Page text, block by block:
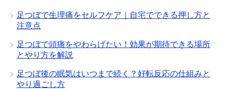
足つぼで生理痛をセルフケア｜自宅でできる押し方と
注意点
足つぼで頭痛をやわらげたい！効果が期待できる場所
とやり方を解説
足つぼ後の眠気はいつまで続く？好転反応の仕組みと
やり過ごし方